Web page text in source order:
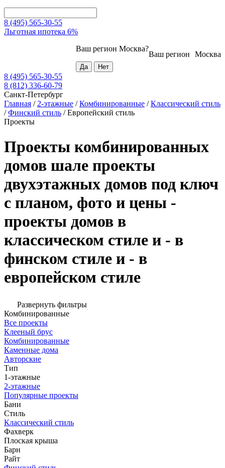
8 (495) 565-30-55
Льготная ипотека 6%
Москва
Ваш регион
Ваш регион Москва?
8 (495) 565-30-55
8 (812) 336-60-79
Санкт-Петербург
Главная / 2-этажные /Комбинированные /Классический стиль
/Финский стиль /Европейский стиль
Проекты
Проекты комбинированных
домов шале проекты
двухэтажных домов под ключ
с планом, фото и цены -
проекты домов в
классическом стиле и - в
финском стиле и - в
европейском стиле
Развернуть фильтры
Комбинированные
Все проекты
Клееный брус
Комбинированные
Каменные дома
Авторские
Тип
1-этажные
2-этажные
Популярные проекты
Бани
Стиль
Классический стиль
Фахверк
Плоская крыша
Барн
Райт